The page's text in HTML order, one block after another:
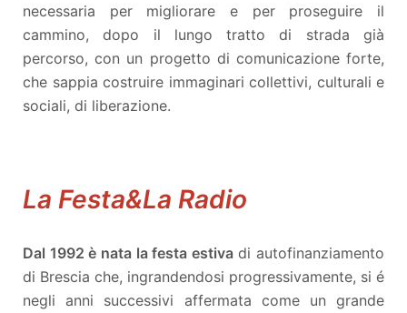
necessaria per migliorare e per proseguire il
cammino, dopo il lungo tratto di strada già
percorso, con un progetto di comunicazione forte,
che sappia costruire immaginari collettivi, culturali e
sociali, di liberazione.
La Festa&La Radio
Dal 1992 è nata la festa estivadi autofinanziamento
di Brescia che, ingrandendosi progressivamente, si é
negli anni successivi affermata come un grande